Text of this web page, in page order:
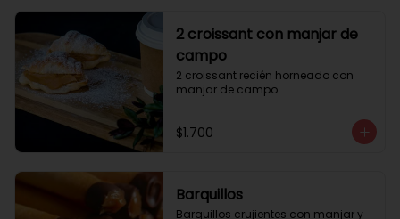
2 croissant con manjar de
campo
2 croissant recién horneado con
manjar de campo.
$1.700
Barquillos
Barquillos crujientes con manjar y